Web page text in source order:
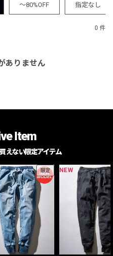
～80%OFF 指定なし
0 件
ありません
Item
えない限定アイテム
限定 NEW